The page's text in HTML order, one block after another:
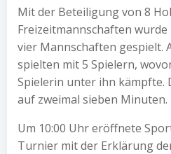
Mit der Beteiligung von 8
Freizeitmannschaften wurde
vier Mannschaften gespielt.
spielten mit 5 Spielern,
Spielerin unter ihn kämpfte.
auf zweimal sieben Minuten.
Um 10:00 Uhr eröffnete
Turnier mit der Erklärung